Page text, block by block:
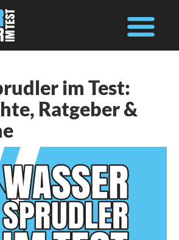
im Test:
Ratgeber &